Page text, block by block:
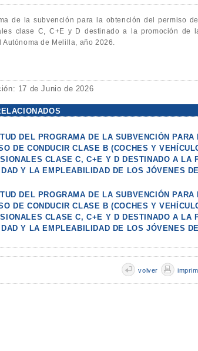
de la subvención para la obtención del permiso
clase C, C+E y D destinado a la promoción de
de Melilla, año 2026.
17 de Junio de 2026
DEL PROGRAMA DE LA SUBVENCIÓN PARA
DE CONDUCIR CLASE B (COCHES Y
CLASE C, C+E Y D DESTINADO A LA
Y LA EMPLEABILIDAD DE LOS JÓVENES
DEL PROGRAMA DE LA SUBVENCIÓN PARA
DE CONDUCIR CLASE B (COCHES Y
CLASE C, C+E Y D DESTINADO A LA
Y LA EMPLEABILIDAD DE LOS JÓVENES
volver